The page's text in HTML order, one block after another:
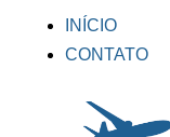
INÍCIO
CONTATO